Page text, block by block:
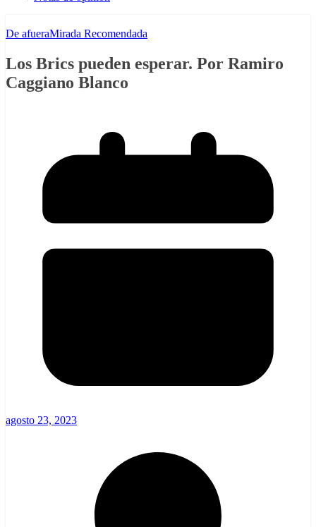
De afueraMirada Recomendada
Los Brics pueden esperar. Por Ramiro
Caggiano Blanco
agosto 23, 2023